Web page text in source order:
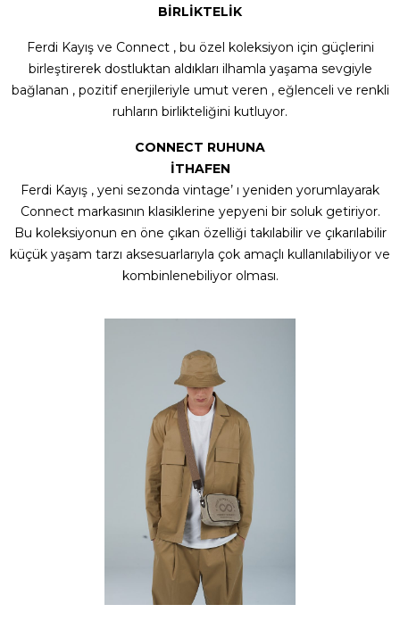
BİRLİKTELİK
Ferdi Kayış ve Connect , bu özel koleksiyon için güçlerini
birleştirerek dostluktan aldıkları ilhamla yaşama sevgiyle
bağlanan , pozitif enerjileriyle umut veren , eğlenceli ve renkli
ruhların birlikteliğini kutluyor.
CONNECT RUHUNA
İTHAFEN
Ferdi Kayış , yeni sezonda vintage’ ı yeniden yorumlayarak
Connect markasının klasiklerine yepyeni bir soluk getiriyor.
Bu koleksiyonun en öne çıkan özelliği takılabilir ve çıkarılabilir
küçük yaşam tarzı aksesuarlarıyla çok amaçlı kullanılabiliyor ve
kombinlenebiliyor olması.